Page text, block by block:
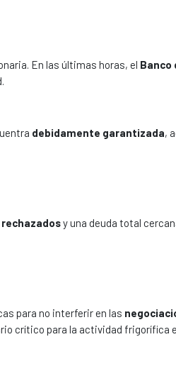
En las últimas horas, el Banco
debidamente garantizada,
y una deuda total
para no interferir en las
crítico para la actividad frigorífica